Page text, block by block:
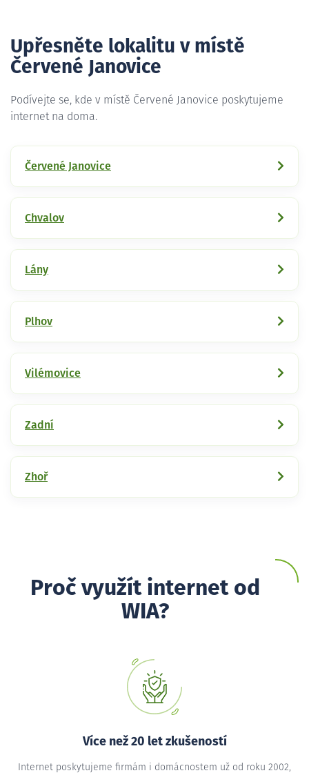
Upřesněte lokalitu v místě
Červené Janovice
Podívejte se, kde v místě Červené Janovice poskytujeme
internet na doma.
Červené Janovice
Chvalov
Lány
Plhov
Vilémovice
Zadní
Zhoř
Proč využít internet od
WIA?
Více než 20 let zkušeností
Internet poskytujeme firmám i domácnostem už od roku 2002,